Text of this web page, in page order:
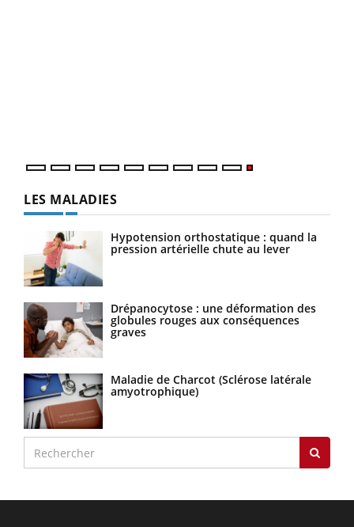
LES MALADIES
Hypotension orthostatique : quand la
pression artérielle chute au lever
Drépanocytose : une déformation des
globules rouges aux conséquences
graves
Maladie de Charcot (Sclérose latérale
amyotrophique)